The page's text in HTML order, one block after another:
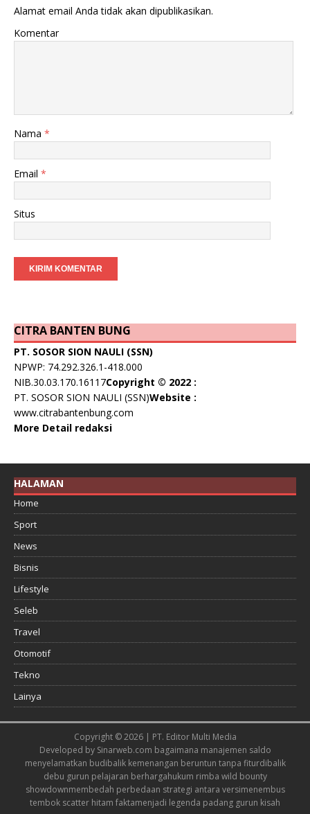
Alamat email Anda tidak akan dipublikasikan.
Komentar
Nama *
Email *
Situs
CITRA BANTEN BUNG
PT. SOSOR SION NAULI (SSN)
NPWP: 74.292.326.1-418.000
NIB.30.03.170.16117Copyright © 2022 :
PT. SOSOR SION NAULI (SSN)Website :
www.citrabantenbung.com
More Detail redaksi
HALAMAN
Home
Sport
News
Bisnis
Lifestyle
Seleb
Travel
Otomotif
Tekno
Lainya
Copyright © 2026 | PT. Editor Multi Media
Developed by Sinarweb.com bagaimana manajemen saldo
menyelamatkan budibalik kemenangan beruntun tanpa fiturdibalik
debu gurun pelajaran berhargahukum rimba wild bounty
showdownmembedah perbedaan strategi antara versimenembus
tembok scatter hitam faktamenjadi legenda padang gurun kisah